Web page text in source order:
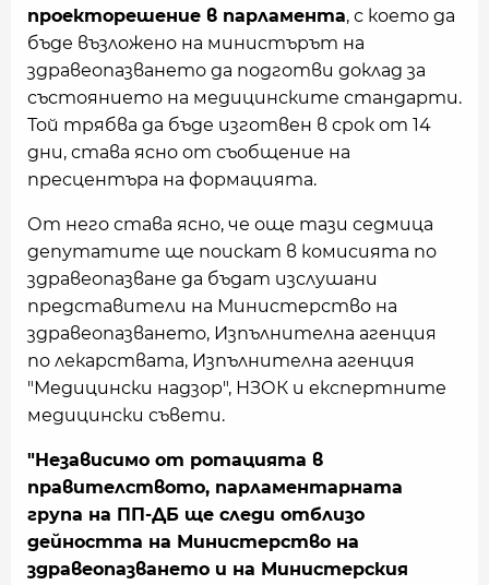
проекторешение в парламента, с което да
бъде възложено на министърът на
здравеопазването да подготви доклад за
състоянието на медицинските стандарти.
Той трябва да бъде изготвен в срок от 14
дни, става ясно от съобщение на
пресцентъра на формацията.
От него става ясно, че още тази седмица
депутатите ще поискат в комисията по
здравеопазване да бъдат изслушани
представители на Министерство на
здравеопазването, Изпълнителна агенция
по лекарствата, Изпълнителна агенция
"Медицински надзор", НЗОК и експертните
медицински съвети.
"Независимо от ротацията в
правителството, парламентарната
група на ПП-ДБ ще следи отблизо
дейността на Министерство на
здравеопазването и на Министерския